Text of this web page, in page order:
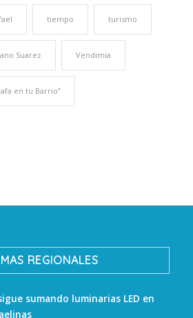
tiempo turismo
Suarez Vendimia
en tu Barrio”
REGIONALES
sumando luminarias LED en